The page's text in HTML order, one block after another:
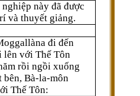
này đã được
và thuyết giảng.
đi đến
lên với Thế Tôn
rồi ngồi xuống
bên, Bà-la-môn
Thế Tôn: